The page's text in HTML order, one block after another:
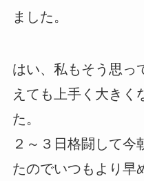
ました。
はい、私もそう思っ
えても上手く大きく
た。
２～３日格闘して今
たのでいつもより早